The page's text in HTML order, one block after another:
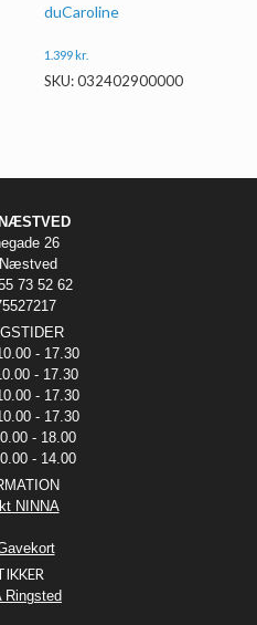
duCaroline
1.399kr.
SKU: 032402900000
26
73 52 62
- 17.30
- 17.30
- 17.30
- 17.30
- 18.00
- 14.00
NINNA
Ringsted